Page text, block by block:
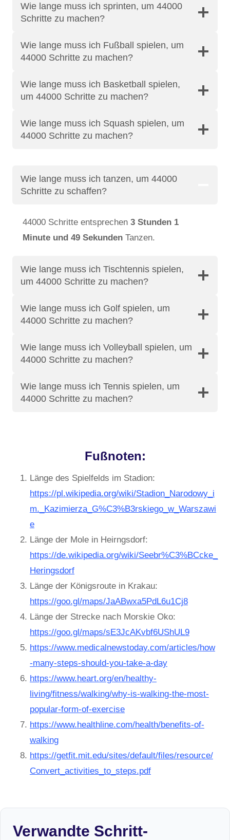
Wie lange muss ich sprinten, um 44000
Schritte zu machen?
Wie lange muss ich Fußball spielen, um
44000 Schritte zu machen?
Wie lange muss ich Basketball spielen,
um 44000 Schritte zu machen?
Wie lange muss ich Squash spielen, um
44000 Schritte zu machen?
Wie lange muss ich tanzen, um 44000
Schritte zu schaffen?
44000 Schritte entsprechen 3 Stunden 1
Minute und 49 Sekunden Tanzen.
Wie lange muss ich Tischtennis spielen,
um 44000 Schritte zu machen?
Wie lange muss ich Golf spielen, um
44000 Schritte zu machen?
Wie lange muss ich Volleyball spielen, um
44000 Schritte zu machen?
Wie lange muss ich Tennis spielen, um
44000 Schritte zu machen?
Fußnoten:
Länge des Spielfelds im Stadion:
https://pl.wikipedia.org/wiki/Stadion_Narodowy_i
m._Kazimierza_G%C3%B3rskiego_w_Warszawi
e
Länge der Mole in Heirngsdorf:
https://de.wikipedia.org/wiki/Seebr%C3%BCcke_
Heringsdorf
Länge der Königsroute in Krakau:
https://goo.gl/maps/JaABwxa5PdL6u1Cj8
Länge der Strecke nach Morskie Oko:
https://goo.gl/maps/sE3JcAKvbf6UShUL9
https://www.medicalnewstoday.com/articles/how
-many-steps-should-you-take-a-day
https://www.heart.org/en/healthy-
living/fitness/walking/why-is-walking-the-most-
popular-form-of-exercise
https://www.healthline.com/health/benefits-of-
walking
https://getfit.mit.edu/sites/default/files/resource/
Convert_activities_to_steps.pdf
Verwandte Schritt-